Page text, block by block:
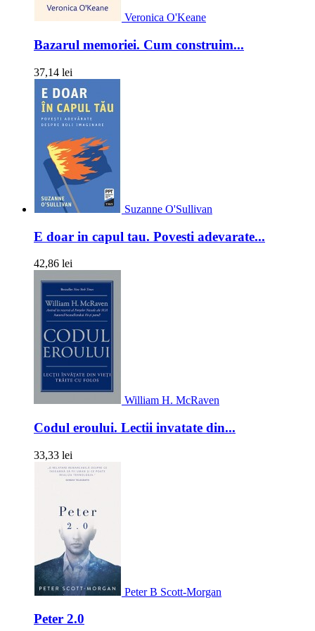
Veronica O'Keane
Bazarul memoriei. Cum construim...
37,14 lei
Suzanne O'Sullivan
E doar in capul tau. Povesti adevarate...
42,86 lei
William H. McRaven
Codul eroului. Lectii invatate din...
33,33 lei
Peter B Scott-Morgan
Peter 2.0